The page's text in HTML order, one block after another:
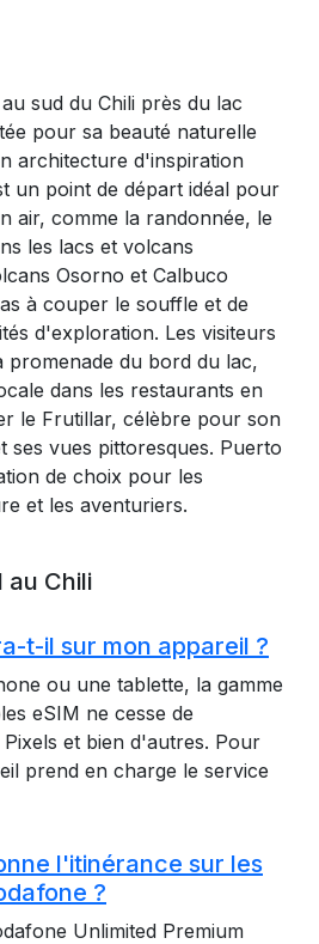
sud du Chili près du lac
pour sa beauté naturelle
architecture d'inspiration
un point de départ idéal pour
air, comme la randonnée, le
les lacs et volcans
Osorno et Calbuco
à couper le souffle et de
d'exploration. Les visiteurs
du bord du lac,
dans les restaurants en
le Frutillar, célèbre pour son
ses vues pittoresques. Puerto
de choix pour les
et les aventuriers.
au Chili
t-il sur mon appareil ?
ou une tablette, la gamme
eSIM ne cesse de
et bien d'autres. Pour
prend en charge le service
l'itinérance sur les
?
Unlimited Premium